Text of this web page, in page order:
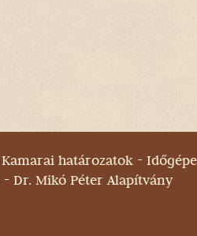
Kamarai határozatok
Dr. Mikó Péter Alapítvány